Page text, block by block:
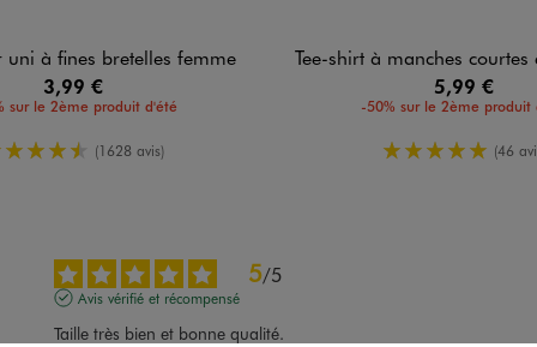
uni à fines bretelles femme
3,99 €
sur le 2ème produit d'été
4.5/5 de moyenne
(1628 avis)
Tee-shirt à manches courtes et col
5,99 €
-50% sur le 2ème produit
5/5 de (46
5/5
Avis vérifié et récompensé
Taille très bien et bonne qualité.